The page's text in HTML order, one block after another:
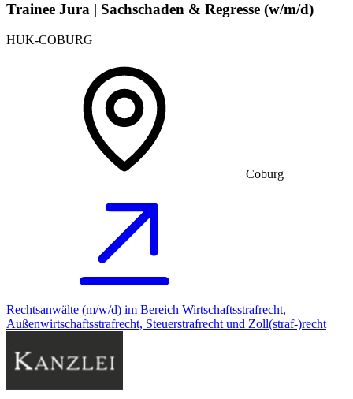
Trainee Jura | Sachschaden & Regresse (w/m/d)
HUK-COBURG
Coburg
Rechtsanwälte (m/w/d) im Bereich Wirtschaftsstrafrecht,
Außenwirtschaftsstrafrecht, Steuerstrafrecht und Zoll(straf-)recht